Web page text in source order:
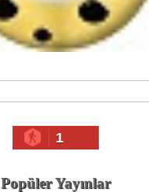
1
Popüler Yayınlar